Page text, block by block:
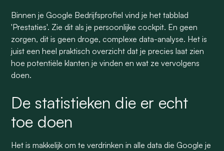
Binnen je Google Bedrijfsprofiel vind je het tabblad
'Prestaties'. Zie dit als je persoonlijke cockpit. En geen
zorgen, dit is geen droge, complexe data-analyse. Het is
juist een heel praktisch overzicht dat je precies laat zien
hoe potentiële klanten je vinden en wat ze vervolgens
doen.
De statistieken die er echt
toe doen
Het is makkelijk om te verdrinken in alle data die Google je